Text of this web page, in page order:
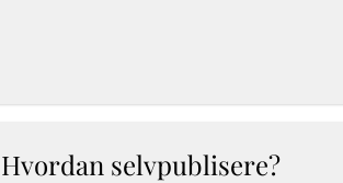
Hvordan selvpublisere?